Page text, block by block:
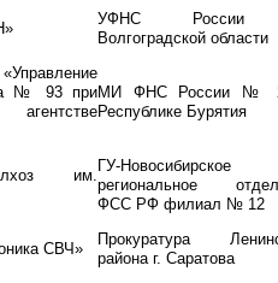
УФНС России
Волгоградской области
№ 93 при
агентстве
МИ ФНС России №
Республике Бурятия
им.
ГУ-Новосибирское
региональное
ФСС РФ филиал № 12
СВЧ»
Прокуратура
района г. Саратова